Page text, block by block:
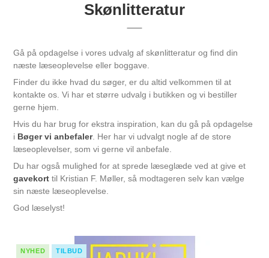
Skønlitteratur
Gå på opdagelse i vores udvalg af skønlitteratur og find din
næste læseoplevelse eller boggave.
Finder du ikke hvad du søger, er du altid velkommen til at
kontakte os. Vi har et større udvalg i butikken og vi bestiller
gerne hjem.
Hvis du har brug for ekstra inspiration, kan du gå på opdagelse
i Bøger vi anbefaler. Her har vi udvalgt nogle af de store
læseoplevelser, som vi gerne vil anbefale.
Du har også mulighed for at sprede læseglæde ved at give et
gavekort til Kristian F. Møller, så modtageren selv kan vælge
sin næste læseoplevelse.
God læselyst!
NYHED TILBUD